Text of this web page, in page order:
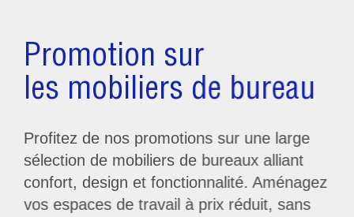
Promotion sur
les mobiliers de bureau
Profitez de nos promotions sur une large
sélection de mobiliers de bureaux alliant
confort, design et fonctionnalité. Aménagez
vos espaces de travail à prix réduit, sans